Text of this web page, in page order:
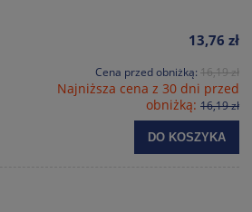
13,76 zł
Cena przed obniżką: 16,19 zł
Najniższa cena z 30 dni przed
obniżką: 16,19 zł
DO KOSZYKA